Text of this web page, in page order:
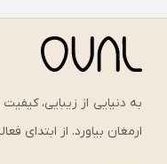
ارمغان بیاورد. از ابتدای